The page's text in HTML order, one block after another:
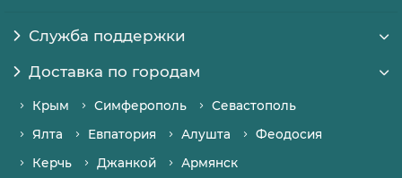
Служба поддержки
Доставка по городам
Крым Симферополь
Севастополь
Ялта
Евпатория Алушта
Феодосия
Керчь
Джанкой
Армянск